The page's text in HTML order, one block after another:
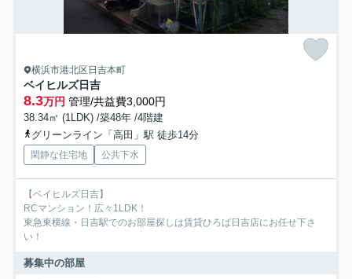
横浜市港北区日吉本町
ベイヒルズ日吉
8.3万円 管理/共益費3,000円
38.34㎡ (1LDK) /築48年 /4階建
グリーンライン「高田」駅 徒歩14分
閑静な住宅地 公共下水
【ベイヒルズ日吉】
RCマンション！広々1LDK！
東急東横線・日吉駅でのお部屋探しは賃貸ひろば日吉店にお任せ下さ
い！
募集中の部屋